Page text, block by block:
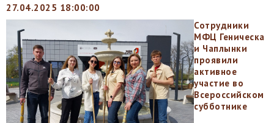
27.04.2025 18:00:00
Сотрудники
МФЦ Геническа
и Чаплынки
проявили
активное
участие во
Всероссийском
субботнике